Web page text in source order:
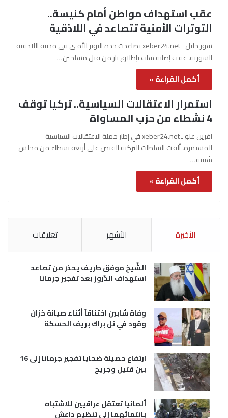
عقب استهداف مواطن أمام كنيسة..
التوترات الأمنية تتصاعد في اللاذقية
سوز خليل ـ xeber24.net تصاعدت حدة التوتر الأمني في مدينة اللاذقية
السورية، عقب إصابة شاب بإطلاق نار من قبل مسلحين…
أكمل القراءة »
استمرار الاعتقالات السياسية.. تركيا توقف
4 نشطاء من حزب المساواة
آفرين علو ـ xeber24.net في إطار حملة الاعتقالات السياسية
المستمرة، ألقت السلطات التركية القبض على أربعة نشطاء من مجلس
شبيبة…
أكمل القراءة »
الأخيرة الأشهر تعليقات
الشَّيخ موفق طريف يحذر من تصاعد
استهداف الدَّروز بعد تفجير جرمانا
وفاة شابين اختناقاً أثناء صيانة خزان
وقود في تل براك بريف الحسكة
ارتفاع حصيلة ضحايا تفجير جرمانا إلى 16
بين قتيل وجريح
ألمانيا تعتقل عراقيين للاشتباه
بانتمائهما إلى تنظيم داعش